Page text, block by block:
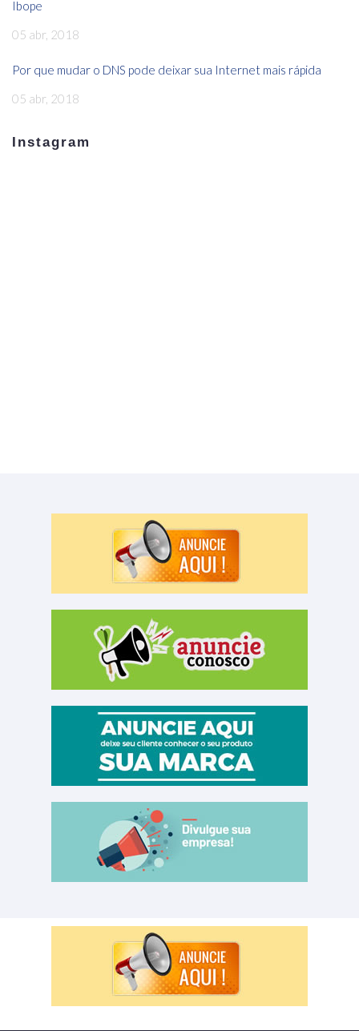
Ibope
05 abr, 2018
Por que mudar o DNS pode deixar sua Internet mais rápida
05 abr, 2018
Instagram